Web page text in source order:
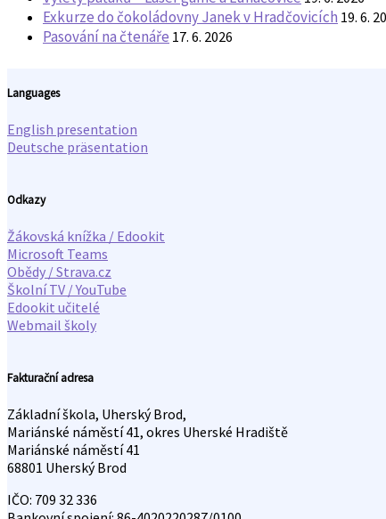
Exkurze do čokoládovny Janek v Hradčovicích 19. 6.
Pasování na čtenáře 17. 6. 2026
Languages
English presentation
Deutsche präsentation
Odkazy
Žákovská knížka / Edookit
Microsoft Teams
Obědy / Strava.cz
Školní TV / YouTube
Edookit učitelé
Webmail školy
Fakturační adresa
Základní škola, Uherský Brod,
Mariánské náměstí 41, okres Uherské Hradiště
Mariánské náměstí 41
68801 Uherský Brod
IČO: 709 32 336